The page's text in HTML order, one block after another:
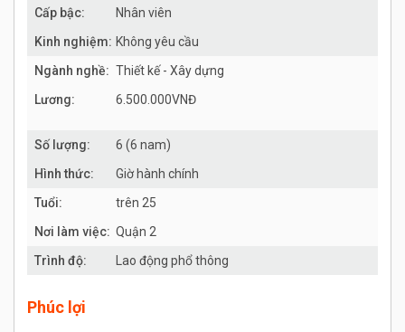
Cấp bậc:
Nhân viên
Kinh nghiệm: Không yêu cầu
Ngành nghề: Thiết kế - Xây dựng
Lương:
6.500.000VNĐ
Số lượng:
6 (6 nam)
Hình thức:
Giờ hành chính
Tuổi:
trên 25
Nơi làm việc: Quận 2
Trình độ:
Lao động phổ thông
Phúc lợi